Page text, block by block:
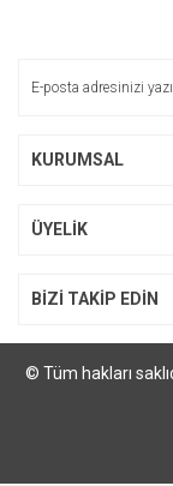
KURUMSAL
ÜYELİK
BİZİ TAKİP EDİN
© Tüm hakları